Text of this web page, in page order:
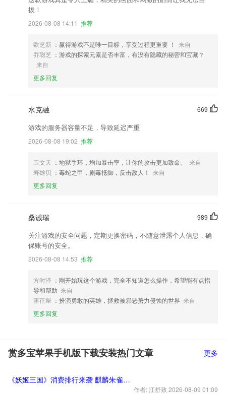
拔！
2026-08-08 14:11 推荐
欧芝新 ：赢得游戏不是唯一目标，享受过程更重要 ！
来自
乔聪芝 ：游戏的探索元素是否丰富，有没有隐藏的秘密和宝藏？
来自
更多回复
669
水克融
游戏的服务器容量不足，导致延迟严重
2026-08-08 19:02 推荐
卫文天 ：地狱手环，增加暴击率，让你的攻击更加致命。
来自
寿雄贝 ：毒蛇之甲，剧毒抵御，反击敌人！
来自
更多回复
989
桑诚瑞
关注游戏的安全问题，定期更换密码，不随意泄露个人信息，确
保账号的安全。
2026-08-08 14:53 推荐
方时泽 ：刚开始玩这个游戏，完全不知道怎么操作，希望能有点指
导和帮助 来自
霍蓓翠 ：扮演勇敢的英雄，拯救被邪恶势力侵蚀的世界 来自
更多回复
赏多宝苹果手机版下载安装热门文章 更多
《妖姬三国》消费排行来袭 麒麟朱雀现世
作者: 江舒致 2026-08-09 01:09